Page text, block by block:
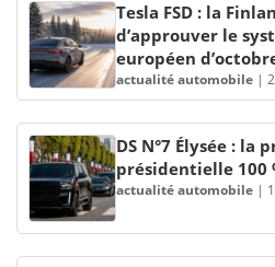
Tesla FSD : la
d’approuver le
européen
actualité automobile |
DS N°7 Élysée : la
présidentielle 100
actualité automobile |